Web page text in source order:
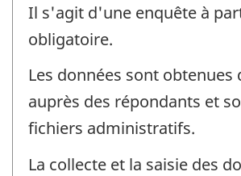
Il s'agit d'une enquête à
obligatoire.
Les données sont
auprès des répondants et
fichiers administratifs.
La collecte et la saisie des